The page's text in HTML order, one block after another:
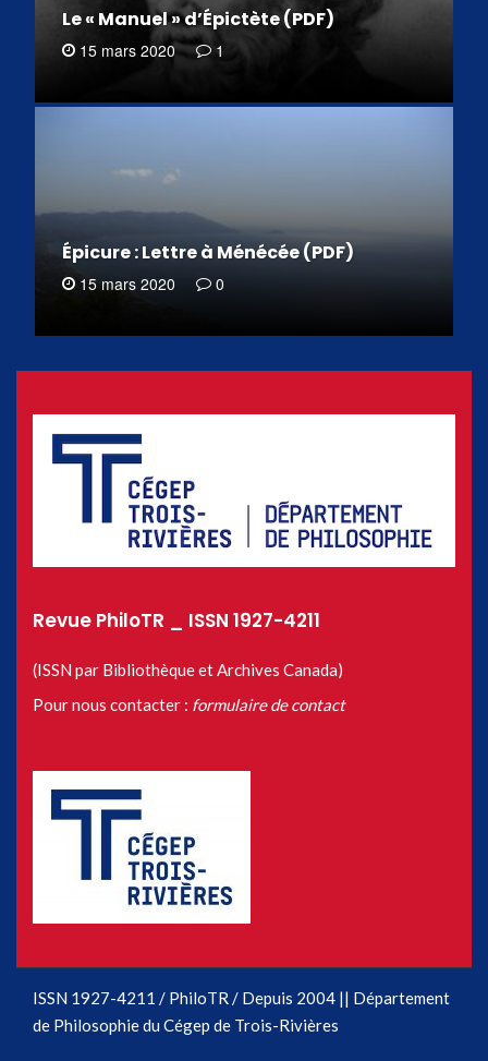
Le « Manuel » d’Épictète (PDF)
15 mars 2020 1
Épicure : Lettre à Ménécée (PDF)
15 mars 2020 0
Revue PhiloTR _ ISSN 1927-4211
(ISSN par Bibliothèque et Archives Canada)
Pour nous contacter : formulaire de contact
ISSN 1927-4211 / PhiloTR / Depuis 2004 || Département
de Philosophie du Cégep de Trois-Rivières